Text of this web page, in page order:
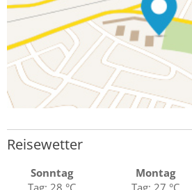
Reisewetter
Sonntag
Tag: 28 °C
Montag
Tag: 27 °C